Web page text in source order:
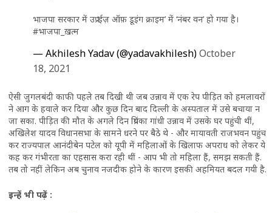
भाजपा सरकार में उप्र ‘ईज़ ऑफ़ डूइंग क्राइम’ में ‘नंबर वन’ हो गया है।
#भाजपा_ख़त्म
— Akhilesh Yadav (@yadavakhilesh)October
18, 2021
ऐसी जुगलबंदी काफी पहले तब दिखी थी जब उन्नाव में एक रेप पीड़ित को हमलावरों
ने आग के हवाले कर दिया और कुछ दिन बाद दिल्ली के अस्पताल में उसे बचाया न
जा सका. पीड़ित की मौत के अगले दिन प्रियंका गांधी उन्नाव में उसके घर पहुंची थीं,
अखिलेश यादव विधानसभा के सामने धरने पर बैठे थे - और मायावती राजभवन पहुंच
कर राज्यपाल आनंदीबेन पटेल को यूपी में महिलाओं के खिलाफ अपराध को लेकर ये
कह कर गंभीरता का एहसास करा रही थीं - आप भी तो महिला हैं, समझ सकती हैं.
तब तो नहीं लेकिन अब चुनाव नजदीक होने के कारण इसकी अहमियत बदल गयी है.
इन्हें भी पढ़ें :